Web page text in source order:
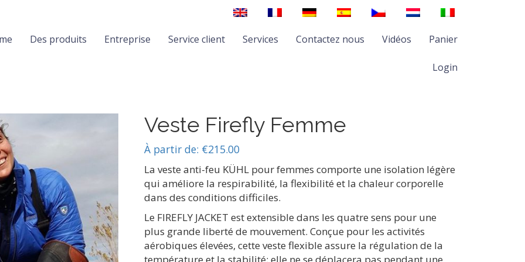
Des produits Entreprise Service client Services Contactez nous Vidéos Panier
Login
Veste Firefly Femme
À partir de: €215.00
La veste anti-feu KÜHL pour femmes comporte une isolation légère
qui améliore la respirabilité, la flexibilité et la chaleur corporelle
dans des conditions difficiles.
Le FIREFLY JACKET est extensible dans les quatre sens pour une
plus grande liberté de mouvement. Conçue pour les activités
aérobiques élevées, cette veste flexible assure la régulation de la
température et la stabilité: elle ne se déplacera pas pendant une